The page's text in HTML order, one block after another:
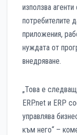
използва
потребителите
приложения,
нуждата от
внедряване.
„Това е
ERP.net и ERP
управлява
към него“ –